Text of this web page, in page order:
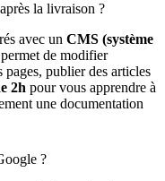
la livraison ?
avec un CMS (système
de modifier
pages, publier des articles
2h pour vous apprendre à
une documentation
?